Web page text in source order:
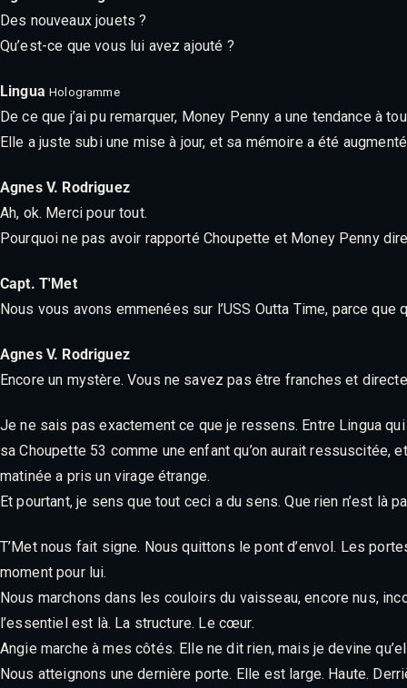
Des nouveaux jouets ?
Qu’est-ce que vous lui avez ajouté ?
Lingua Hologramme
De ce que j’ai pu remarquer, Money Penny a une tendance à
Elle a juste subi une mise à jour, et sa mémoire a été
Agnes V. Rodriguez
Ah, ok. Merci pour tout.
Pourquoi ne pas avoir rapporté Choupette et Money Penny
Capt. T'Met
Nous vous avons emmenées sur l’USS Outta Time, parce que
Agnes V. Rodriguez
Encore un mystère. Vous ne savez pas être franches et
Je ne sais pas exactement ce que je ressens. Entre Lingua
sa Choupette 53 comme une enfant qu’on aurait
matinée a pris un virage étrange.
Et pourtant, je sens que tout ceci a du sens. Que rien n’est là
T’Met nous fait signe. Nous quittons le pont d’envol. Les
moment pour lui.
Nous marchons dans les couloirs du vaisseau, encore nus,
l’essentiel est là. La structure. Le cœur.
Angie marche à mes côtés. Elle ne dit rien, mais je devine
Nous atteignons une dernière porte. Elle est large. Haute.